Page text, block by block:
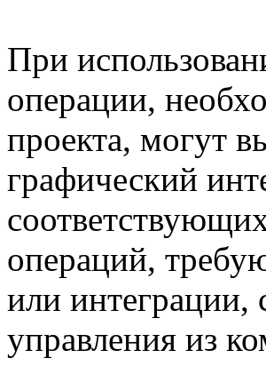
При
операции,
проекта, могут
графический
операций,
или интеграции,
управления из